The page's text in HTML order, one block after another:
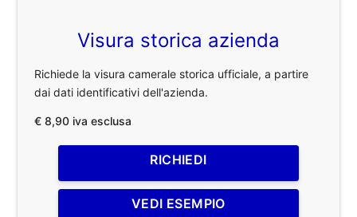
Visura storica azienda
Richiede la visura camerale storica ufficiale, a partire
dai dati identificativi dell'azienda.
€ 8,90 iva esclusa
RICHIEDI
VEDI ESEMPIO